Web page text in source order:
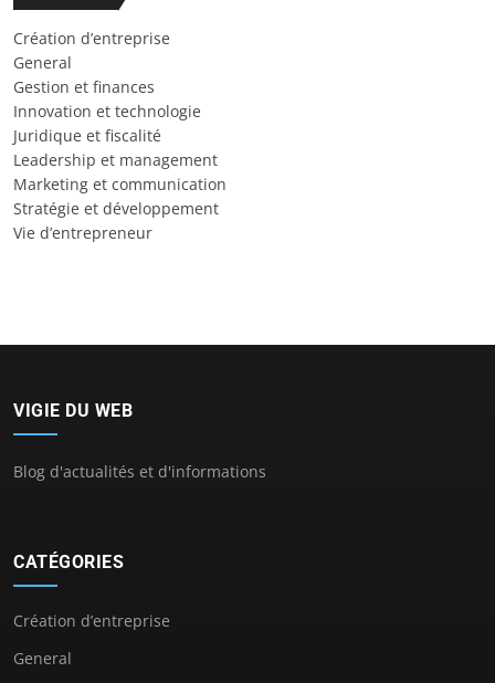
Création d’entreprise
General
Gestion et finances
Innovation et technologie
Juridique et fiscalité
Leadership et management
Marketing et communication
Stratégie et développement
Vie d’entrepreneur
VIGIE DU WEB
Blog d'actualités et d'informations
CATÉGORIES
Création d’entreprise
General